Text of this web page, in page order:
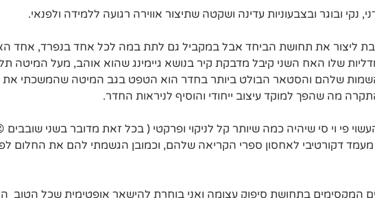
נקי ובוגר ובצבעוניות עדינה ושקטה שתיצור אווירה רגועה ללמידה ולפנאי.
ליצור את תחושת הביחד אבל במקביל גם לתת במה לכל אחד בנפרד, אחד
שלהם והסטאר הבולט ביותר בחדר הוא הטפט בגב המיטה שהמשכתי את
מה שהפך למוקד עיצוב ייחודי והוסיף לניראות החדר.
פי וי סי שיהיה כמה שיותר קל לניקוי ופרקטי ( בכל זאת מדובר בשני שובבים
דקורטיבי לאחסון ספרי הקריאה שלהם, וכמובן הגשמתי להם את החלום
המקסימים בתחושת סיפוק עצומה ואני בוחרת להישאר אופטימית שכל הטוב